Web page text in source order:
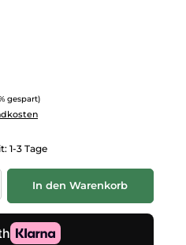
gespart)
1-3 Tage
Wert ein oder benutze die
In den Warenkorb